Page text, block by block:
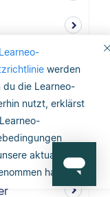
Learneo-
werden
du die Learneo-
nutzt, erklärst
aktualisierte
hast.